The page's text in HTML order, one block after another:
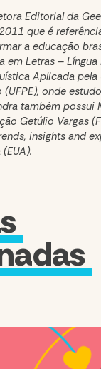
Editorial da
que é
a educação
em Letras – Língua
Aplicada
onde
também possui
Getúlio Vargas
insights and